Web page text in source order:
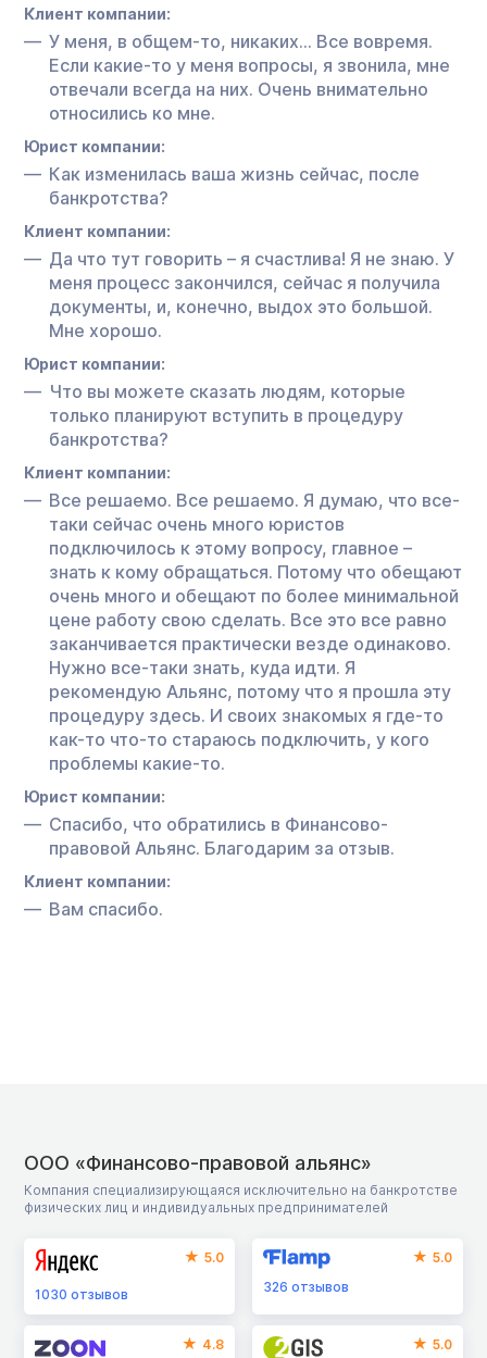
Клиент компании:
У меня, в общем-то, никаких… Все вовремя.
Если какие-то у меня вопросы, я звонила, мне
отвечали всегда на них. Очень внимательно
относились ко мне.
Юрист компании:
Как изменилась ваша жизнь сейчас, после
банкротства?
Клиент компании:
Да что тут говорить – я счастлива! Я не знаю. У
меня процесс закончился, сейчас я получила
документы, и, конечно, выдох это большой.
Мне хорошо.
Юрист компании:
Что вы можете сказать людям, которые
только планируют вступить в процедуру
банкротства?
Клиент компании:
Все решаемо. Все решаемо. Я думаю, что все-
таки сейчас очень много юристов
подключилось к этому вопросу, главное –
знать к кому обращаться. Потому что обещают
очень много и обещают по более минимальной
цене работу свою сделать. Все это все равно
заканчивается практически везде одинаково.
Нужно все-таки знать, куда идти. Я
рекомендую Альянс, потому что я прошла эту
процедуру здесь. И своих знакомых я где-то
как-то что-то стараюсь подключить, у кого
проблемы какие-то.
Юрист компании:
Спасибо, что обратились в Финансово-
правовой Альянс. Благодарим за отзыв.
Клиент компании:
Вам спасибо.
ООО «Финансово-правовой альянс»
Компания специализирующаяся исключительно на банкротстве
физических лиц и индивидуальных предпринимателей
5.0
1030 отзывов
5.0
326отзывов
4.8 5.0